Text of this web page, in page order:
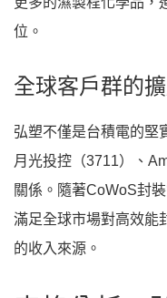
位。
全球客戶群的
弘塑不僅是台積電的堅
月光投控（3711）、
關係。隨著CoWoS封
滿足全球市場對高效能
的收入來源。